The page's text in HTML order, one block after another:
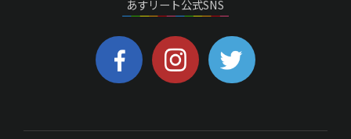
あすリート公式SNS